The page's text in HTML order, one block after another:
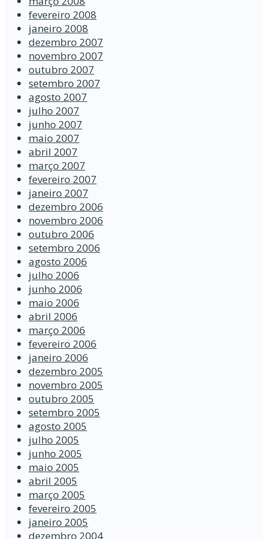
fevereiro 2008
janeiro 2008
dezembro 2007
novembro 2007
outubro 2007
setembro 2007
agosto 2007
julho 2007
junho 2007
maio 2007
abril 2007
março 2007
fevereiro 2007
janeiro 2007
dezembro 2006
novembro 2006
outubro 2006
setembro 2006
agosto 2006
julho 2006
junho 2006
maio 2006
abril 2006
março 2006
fevereiro 2006
janeiro 2006
dezembro 2005
novembro 2005
outubro 2005
setembro 2005
agosto 2005
julho 2005
junho 2005
maio 2005
abril 2005
março 2005
fevereiro 2005
janeiro 2005
dezembro 2004